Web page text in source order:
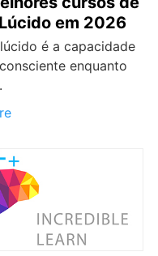
em 2026
é a capacidade
enquanto